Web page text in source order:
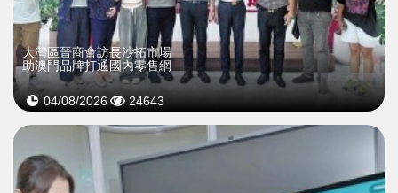
大灣區晉商會訪長沙拓市場
助澳門品牌打通國內零售網
04/08/2026 24643